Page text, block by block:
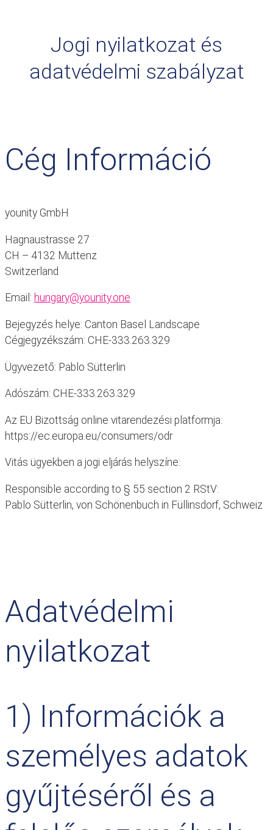
Jogi nyilatkozat és
adatvédelmi szabályzat
Cég Információ
younity GmbH
Hagnaustrasse 27
CH – 4132 Muttenz
Switzerland
Email: hungary@younity.one
Bejegyzés helye: Canton Basel Landscape
Cégjegyzékszám: CHE-333.263.329
Ügyvezető: Pablo Sütterlin
Adószám: CHE-333.263.329
Az EU Bizottság online vitarendezési platformja:
https://ec.europa.eu/consumers/odr
Vitás ügyekben a jogi eljárás helyszíne:
Responsible according to § 55 section 2 RStV:
Pablo Sütterlin, von Schönenbuch in Füllinsdorf, Schweiz
Adatvédelmi
nyilatkozat
1) Információk a
személyes adatok
gyűjtéséről és a